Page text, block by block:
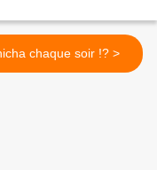
Chicha chaque soir !? >